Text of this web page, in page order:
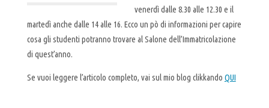
venerdì dalle 8.30 alle 12.30 e il
martedì anche dalle 14 alle 16. Ecco un pò di informazioni per capire
cosa gli studenti potranno trovare al Salone dell’Immatricolazione
di quest’anno.
Se vuoi leggere l’articolo completo, vai sul mio blog clikkando QUI